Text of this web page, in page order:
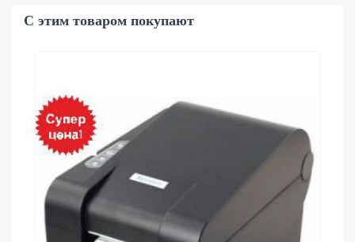
С этим товаром покупают